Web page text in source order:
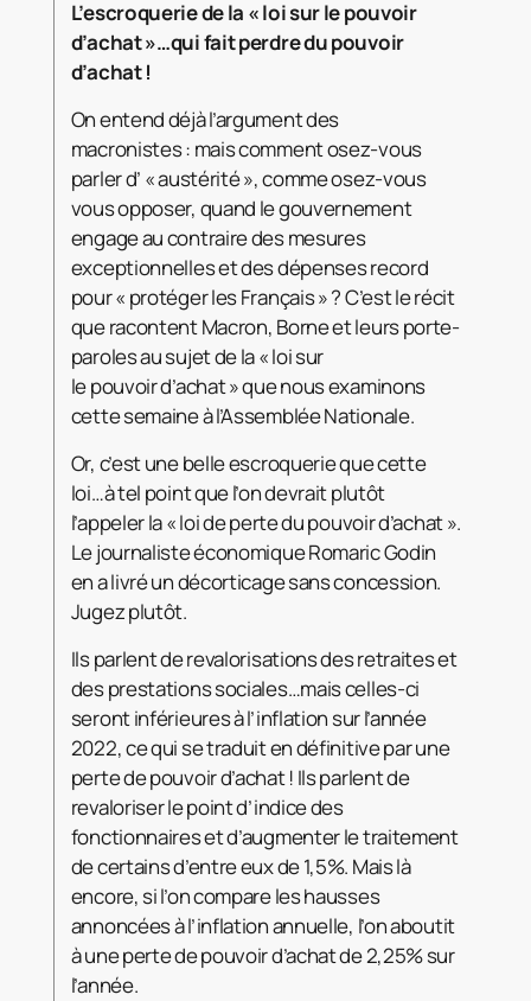
L’escroquerie de la « loi sur le pouvoir
d’achat »…qui fait perdre du pouvoir
d’achat !
On entend déjà l’argument des
macronistes : mais comment osez-vous
parler d’ « austérité », comme osez-vous
vous opposer, quand le gouvernement
engage au contraire des mesures
exceptionnelles et des dépenses record
pour « protéger les Français » ? C’est le récit
que racontent Macron, Borne et leurs porte-
paroles au sujet de la « loi sur
le pouvoir d’achat » que nous examinons
cette semaine à l’Assemblée Nationale.
Or, c’est une belle escroquerie que cette
loi…à tel point que l’on devrait plutôt
l’appeler la « loi de perte du pouvoir d’achat ».
Le journaliste économique Romaric Godin
en a livré un décorticage sans concession.
Jugez plutôt.
Ils parlent de revalorisations des retraites et
des prestations sociales…mais celles-ci
seront inférieures à l’inflation sur l’année
2022, ce qui se traduit en définitive par une
perte de pouvoir d’achat ! Ils parlent de
revaloriser le point d’indice des
fonctionnaires et d’augmenter le traitement
de certains d’entre eux de 1,5%. Mais là
encore, si l’on compare les hausses
annoncées à l’inflation annuelle, l’on aboutit
à une perte de pouvoir d’achat de 2,25% sur
l’année.